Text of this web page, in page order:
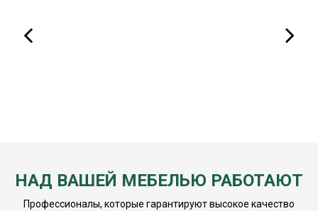
НАД ВАШЕЙ МЕБЕЛЬЮ РАБОТАЮТ
Профессионалы, которые гарантируют высокое качество